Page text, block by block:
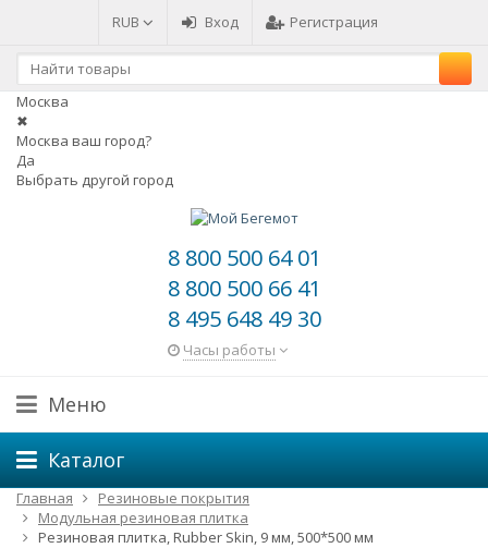
RUB Вход Регистрация
Москва
✖
Москва ваш город?
Да
Выбрать другой город
8 800 500 64 01
8 800 500 66 41
8 495 648 49 30
Часы работы
Меню
Каталог
Главная
Резиновые покрытия
Модульная резиновая плитка
Резиновая плитка, Rubber Skin, 9 мм, 500*500 мм